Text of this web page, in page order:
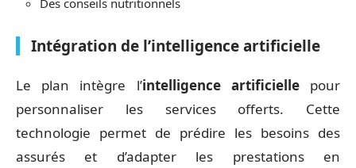
Des conseils nutritionnels
Intégration de l’intelligence artificielle
Le plan intègre l’intelligence artificiellepour
personnaliser les services offerts. Cette
technologie permet de prédire les besoins des
assurés et d’adapter les prestations en